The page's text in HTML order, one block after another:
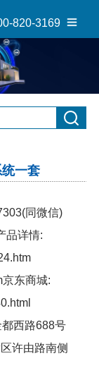
820-3169
一套
(同微信)
品详情:
京东商城:
西路688号
许由路南侧